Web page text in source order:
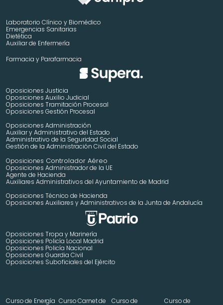
Laboratorio Clínico y Biomédico
Emergencias Sanitarias
Dietética
Auxiliar de Enfermería
Farmacia y Parafarmacia
Oposiciones Justicia
Oposiciones Auxilio Judicial
Oposiciones Tramitación Procesal
Oposiciones Gestión Procesal
Oposiciones Administración
Auxiliar y Administrativo del Estado
Administrativo de la Seguridad Social
Gestión de la Administración Civil del Estado
Oposiciones Controlador Aéreo
Oposiciones Administrador de la UE
Agente de Hacienda
Auxiliares Administrativos del Ayuntamiento de Madrid
Oposiciones Técnico de Hacienda
Oposiciones Auxiliares y Administrativos de la Junta de Andalucía
Oposiciones Tropa y Marinería
Oposiciones Policía Local Madrid
Oposiciones Policía Nacional
Oposiciones Guardia Civil
Oposiciones Suboficiales del Ejército
Curso de Energía Curso Carnet de
Curso de
Curso de